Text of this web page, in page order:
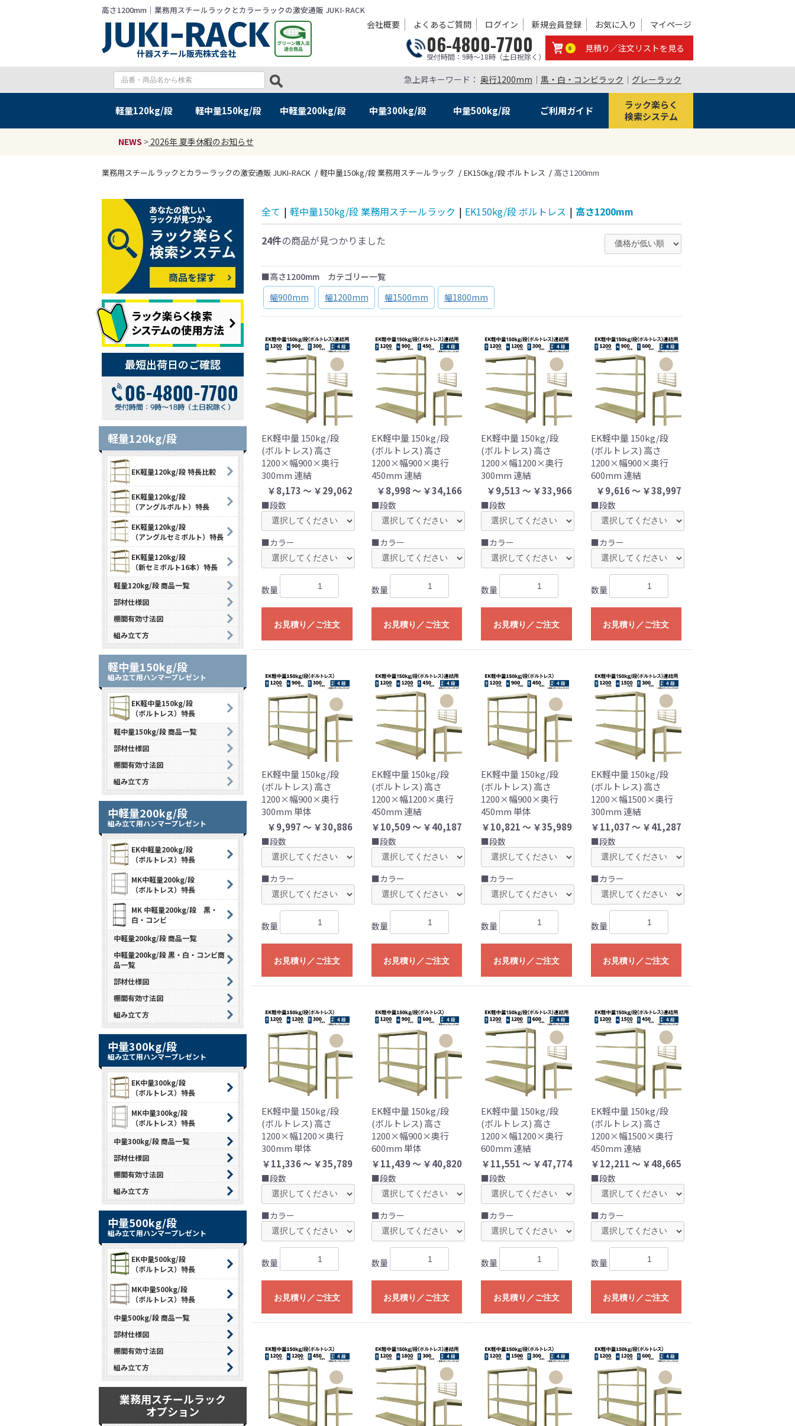
高さ1200mm｜業務用スチールラックとカラーラックの激安通販 JUKI-RACK
什器スチール販売株式会社
会社概要 よくあるご質問 ログイン 新規会員登録 お気に入り マイページ
06-4800-7700
受付時間：9時～18時（土日祝除く）
0 見積り／注文リストを見る
急上昇キーワード： 奥行1200mm ｜ 黒・白・コンビラック ｜ グレーラック
軽量120kg/段 軽中量150kg/段 中軽量200kg/段 中量300kg/段 中量500kg/段 ご利用ガイド
ラック楽らく
検索システム
NEWS > 2026年 夏季休暇のお知らせ
業務用スチールラックとカラーラックの激安通販 JUKI-RACK 軽中量150kg/段 業務用スチールラック EK150kg/段 ボルトレス 高さ1200mm
軽量120kg/段
EK軽量120kg/段 特長比較
EK軽量120kg/段
（アングルボルト）特長
EK軽量120kg/段
（アングルセミボルト）特長
EK軽量120kg/段
（新セミボルト16本）特長
軽量120kg/段 商品一覧
部材仕様図
棚間有効寸法図
組み立て方
軽中量150kg/段
組み立て用ハンマープレゼント
EK軽中量150kg/段
（ボルトレス）特長
軽中量150kg/段 商品一覧
部材仕様図
棚間有効寸法図
組み立て方
中軽量200kg/段
組み立て用ハンマープレゼント
EK中軽量200kg/段
（ボルトレス）特長
MK中軽量200kg/段
（ボルトレス）特長
MK 中軽量200kg/段 黒・
白・コンビ
中軽量200kg/段 商品一覧
中軽量200kg/段 黒・白・コンビ商
品一覧
部材仕様図
棚間有効寸法図
組み立て方
中量300kg/段
組み立て用ハンマープレゼント
EK中量300kg/段
（ボルトレス）特長
MK中量300kg/段
（ボルトレス）特長
中量300kg/段 商品一覧
部材仕様図
棚間有効寸法図
組み立て方
中量500kg/段
組み立て用ハンマープレゼント
EK中量500kg/段
（ボルトレス）特長
MK中量500kg/段
（ボルトレス）特長
中量500kg/段 商品一覧
部材仕様図
棚間有効寸法図
組み立て方
業務用スチールラック
オプション
全て | 軽中量150kg/段 業務用スチールラック | EK150kg/段 ボルトレス | 高さ1200mm
24件の商品が見つかりました
■高さ1200mm カテゴリー一覧
幅900mm
幅1200mm 幅1500mm 幅1800mm
EK軽中量 150kg/段
(ボルトレス) 高さ
1200×幅900×奥行
300mm 連結
￥8,173 ～ ￥29,062
■段数
■カラー
数量
お見積り／ご注文
EK軽中量 150kg/段
(ボルトレス) 高さ
1200×幅900×奥行
450mm 連結
￥8,998 ～ ￥34,166
■段数
■カラー
数量
お見積り／ご注文
EK軽中量 150kg/段
(ボルトレス) 高さ
1200×幅1200×奥行
300mm 連結
￥9,513 ～ ￥33,966
■段数
■カラー
数量
お見積り／ご注文
EK軽中量 150kg/段
(ボルトレス) 高さ
1200×幅900×奥行
600mm 連結
￥9,616 ～ ￥38,997
■段数
■カラー
数量
お見積り／ご注文
EK軽中量 150kg/段
(ボルトレス) 高さ
1200×幅900×奥行
300mm 単体
￥9,997 ～ ￥30,886
■段数
■カラー
数量
お見積り／ご注文
EK軽中量 150kg/段
(ボルトレス) 高さ
1200×幅1200×奥行
450mm 連結
￥10,509 ～ ￥40,187
■段数
■カラー
数量
お見積り／ご注文
EK軽中量 150kg/段
(ボルトレス) 高さ
1200×幅900×奥行
450mm 単体
￥10,821 ～ ￥35,989
■段数
■カラー
数量
お見積り／ご注文
EK軽中量 150kg/段
(ボルトレス) 高さ
1200×幅1500×奥行
300mm 連結
￥11,037 ～ ￥41,287
■段数
■カラー
数量
お見積り／ご注文
EK軽中量 150kg/段
(ボルトレス) 高さ
1200×幅1200×奥行
300mm 単体
￥11,336 ～ ￥35,789
■段数
■カラー
数量
お見積り／ご注文
EK軽中量 150kg/段
(ボルトレス) 高さ
1200×幅900×奥行
600mm 単体
￥11,439 ～ ￥40,820
■段数
■カラー
数量
お見積り／ご注文
EK軽中量 150kg/段
(ボルトレス) 高さ
1200×幅1200×奥行
600mm 連結
￥11,551 ～ ￥47,774
■段数
■カラー
数量
お見積り／ご注文
EK軽中量 150kg/段
(ボルトレス) 高さ
1200×幅1500×奥行
450mm 連結
￥12,211 ～ ￥48,665
■段数
■カラー
数量
お見積り／ご注文